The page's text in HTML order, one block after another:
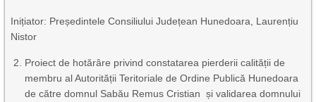
Inițiator: Președintele Consiliului Județean Hunedoara, Laurențiu
Nistor
Proiect de hotărâre privind constatarea pierderii calității de
membru al Autorității Teritoriale de Ordine Publică Hunedoara
de către domnul Sabău Remus Cristian și validarea domnului